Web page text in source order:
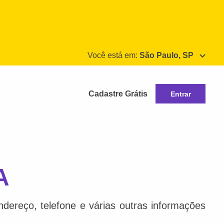
Você está em: São Paulo, SP
Cadastre Grátis Entrar
telefone e várias outras informações